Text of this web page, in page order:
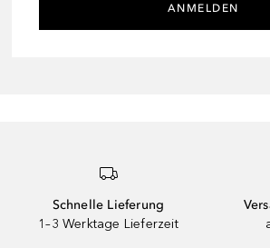
ANMELDEN
Schnelle Lieferung
1–3 Werktage Lieferzeit